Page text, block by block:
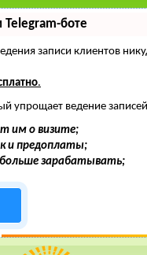
Telegram-боте
записи клиентов
.
упрощает ведение
им о визите;
и предоплаты;
зарабатывать;